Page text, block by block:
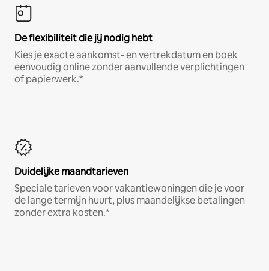
De flexibiliteit die jij nodig hebt
Kies je exacte aankomst- en vertrekdatum en boek
eenvoudig online zonder aanvullende verplichtingen
of papierwerk.*
Duidelijke maandtarieven
Speciale tarieven voor vakantiewoningen die je voor
de lange termijn huurt, plus maandelijkse betalingen
zonder extra kosten.*